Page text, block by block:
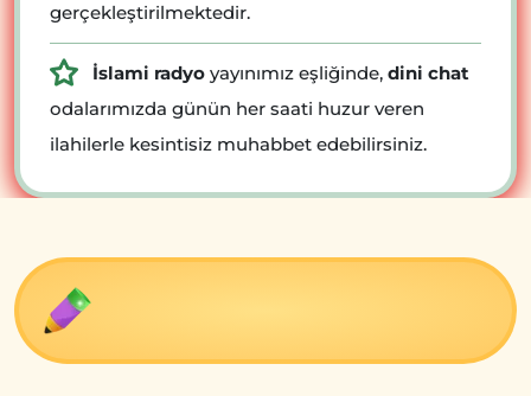
gerçekleştirilmektedir.
İslami radyo yayınımız eşliğinde, dini chat
odalarımızda günün her saati huzur veren
ilahilerle kesintisiz muhabbet edebilirsiniz.